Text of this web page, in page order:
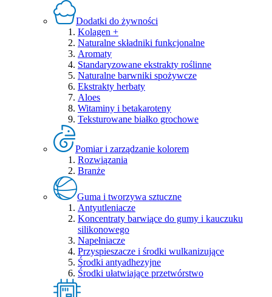
Dodatki do żywności
Kolagen +
Naturalne składniki funkcjonalne
Aromaty
Standaryzowane ekstrakty roślinne
Naturalne barwniki spożywcze
Ekstrakty herbaty
Aloes
Witaminy i betakaroteny
Teksturowane białko grochowe
Pomiar i zarządzanie kolorem
Rozwiązania
Branże
Guma i tworzywa sztuczne
Antyutleniacze
Koncentraty barwiące do gumy i kauczuku
silikonowego
Napełniacze
Przyspieszacze i środki wulkanizujące
Środki antyadhezyjne
Środki ułatwiające przetwórstwo